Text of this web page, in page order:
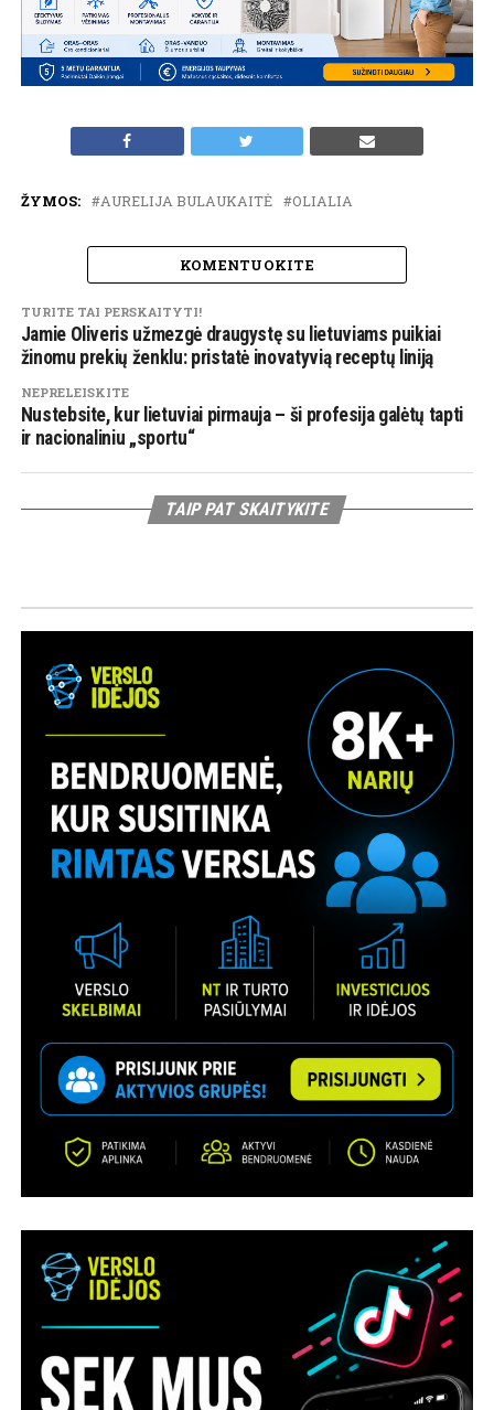
ŽYMOS: AURELIJA BULAUKAITĖ OLIALIA
KOMENTUOKITE
TURITE TAI PERSKAITYTI!
Jamie Oliveris užmezgė draugystę su lietuviams puikiai
žinomu prekių ženklu: pristatė inovatyvią receptų liniją
NEPRELEISKITE
Nustebsite, kur lietuviai pirmauja – ši profesija galėtų tapti
ir nacionaliniu „sportu“
TAIP PAT SKAITYKITE